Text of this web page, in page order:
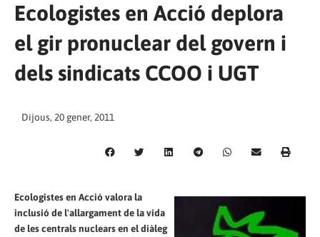
Ecologistes en Acció deplora
el gir pronuclear del govern i
dels sindicats CCOO i UGT
Dijous, 20 gener, 2011
Ecologistes en Acció valora la
inclusió de l'allargament de la vida
de les centrals nuclears en el diàleg